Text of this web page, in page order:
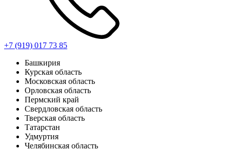
+7 (919) 017 73 85
Башкирия
Курская область
Московская область
Орловская область
Пермский край
Свердловская область
Тверская область
Татарстан
Удмуртия
Челябинская область